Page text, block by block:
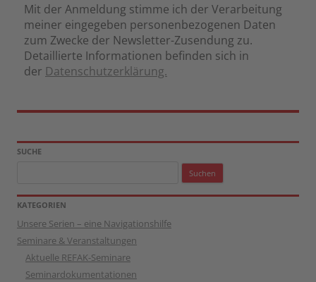
Mit der Anmeldung stimme ich der Verarbeitung
meiner eingegeben personenbezogenen Daten
zum Zwecke der Newsletter-Zusendung zu.
Detaillierte Informationen befinden sich in
der Datenschutzerklärung.
SUCHE
KATEGORIEN
Unsere Serien – eine Navigationshilfe
Seminare & Veranstaltungen
Aktuelle REFAK-Seminare
Seminardokumentationen